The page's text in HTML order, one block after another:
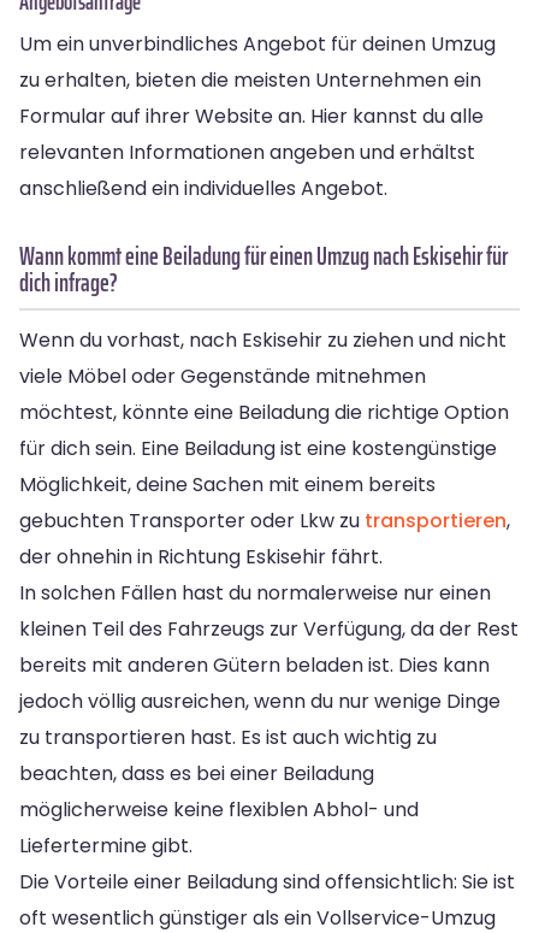
Um ein unverbindliches Angebot für deinen Umzug
zu erhalten, bieten die meisten Unternehmen ein
Formular auf ihrer Website an. Hier kannst du alle
relevanten Informationen angeben und erhältst
anschließend ein individuelles Angebot.
Wann kommt eine Beiladung für einen Umzug nach Eskisehir für
dich infrage?
Wenn du vorhast, nach Eskisehir zu ziehen und nicht
viele Möbel oder Gegenstände mitnehmen
möchtest, könnte eine Beiladung die richtige Option
für dich sein. Eine Beiladung ist eine kostengünstige
Möglichkeit, deine Sachen mit einem bereits
gebuchten Transporter oder Lkw zu transportieren,
der ohnehin in Richtung Eskisehir fährt.
In solchen Fällen hast du normalerweise nur einen
kleinen Teil des Fahrzeugs zur Verfügung, da der Rest
bereits mit anderen Gütern beladen ist. Dies kann
jedoch völlig ausreichen, wenn du nur wenige Dinge
zu transportieren hast. Es ist auch wichtig zu
beachten, dass es bei einer Beiladung
möglicherweise keine flexiblen Abhol- und
Liefertermine gibt.
Die Vorteile einer Beiladung sind offensichtlich: Sie ist
oft wesentlich günstiger als ein Vollservice-Umzug